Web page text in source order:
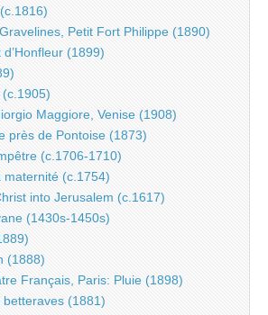
Petit Fort Philippe (1890)
(1899)
(c.1905)
Maggiore, Venise (1908)
près de Pontoise (1873)
(c.1706-1710)
maternité (c.1754)
into Jerusalem (c.1617)
(1430s-1450s)
(1888)
Français, Paris: Pluie (1898)
(1881)